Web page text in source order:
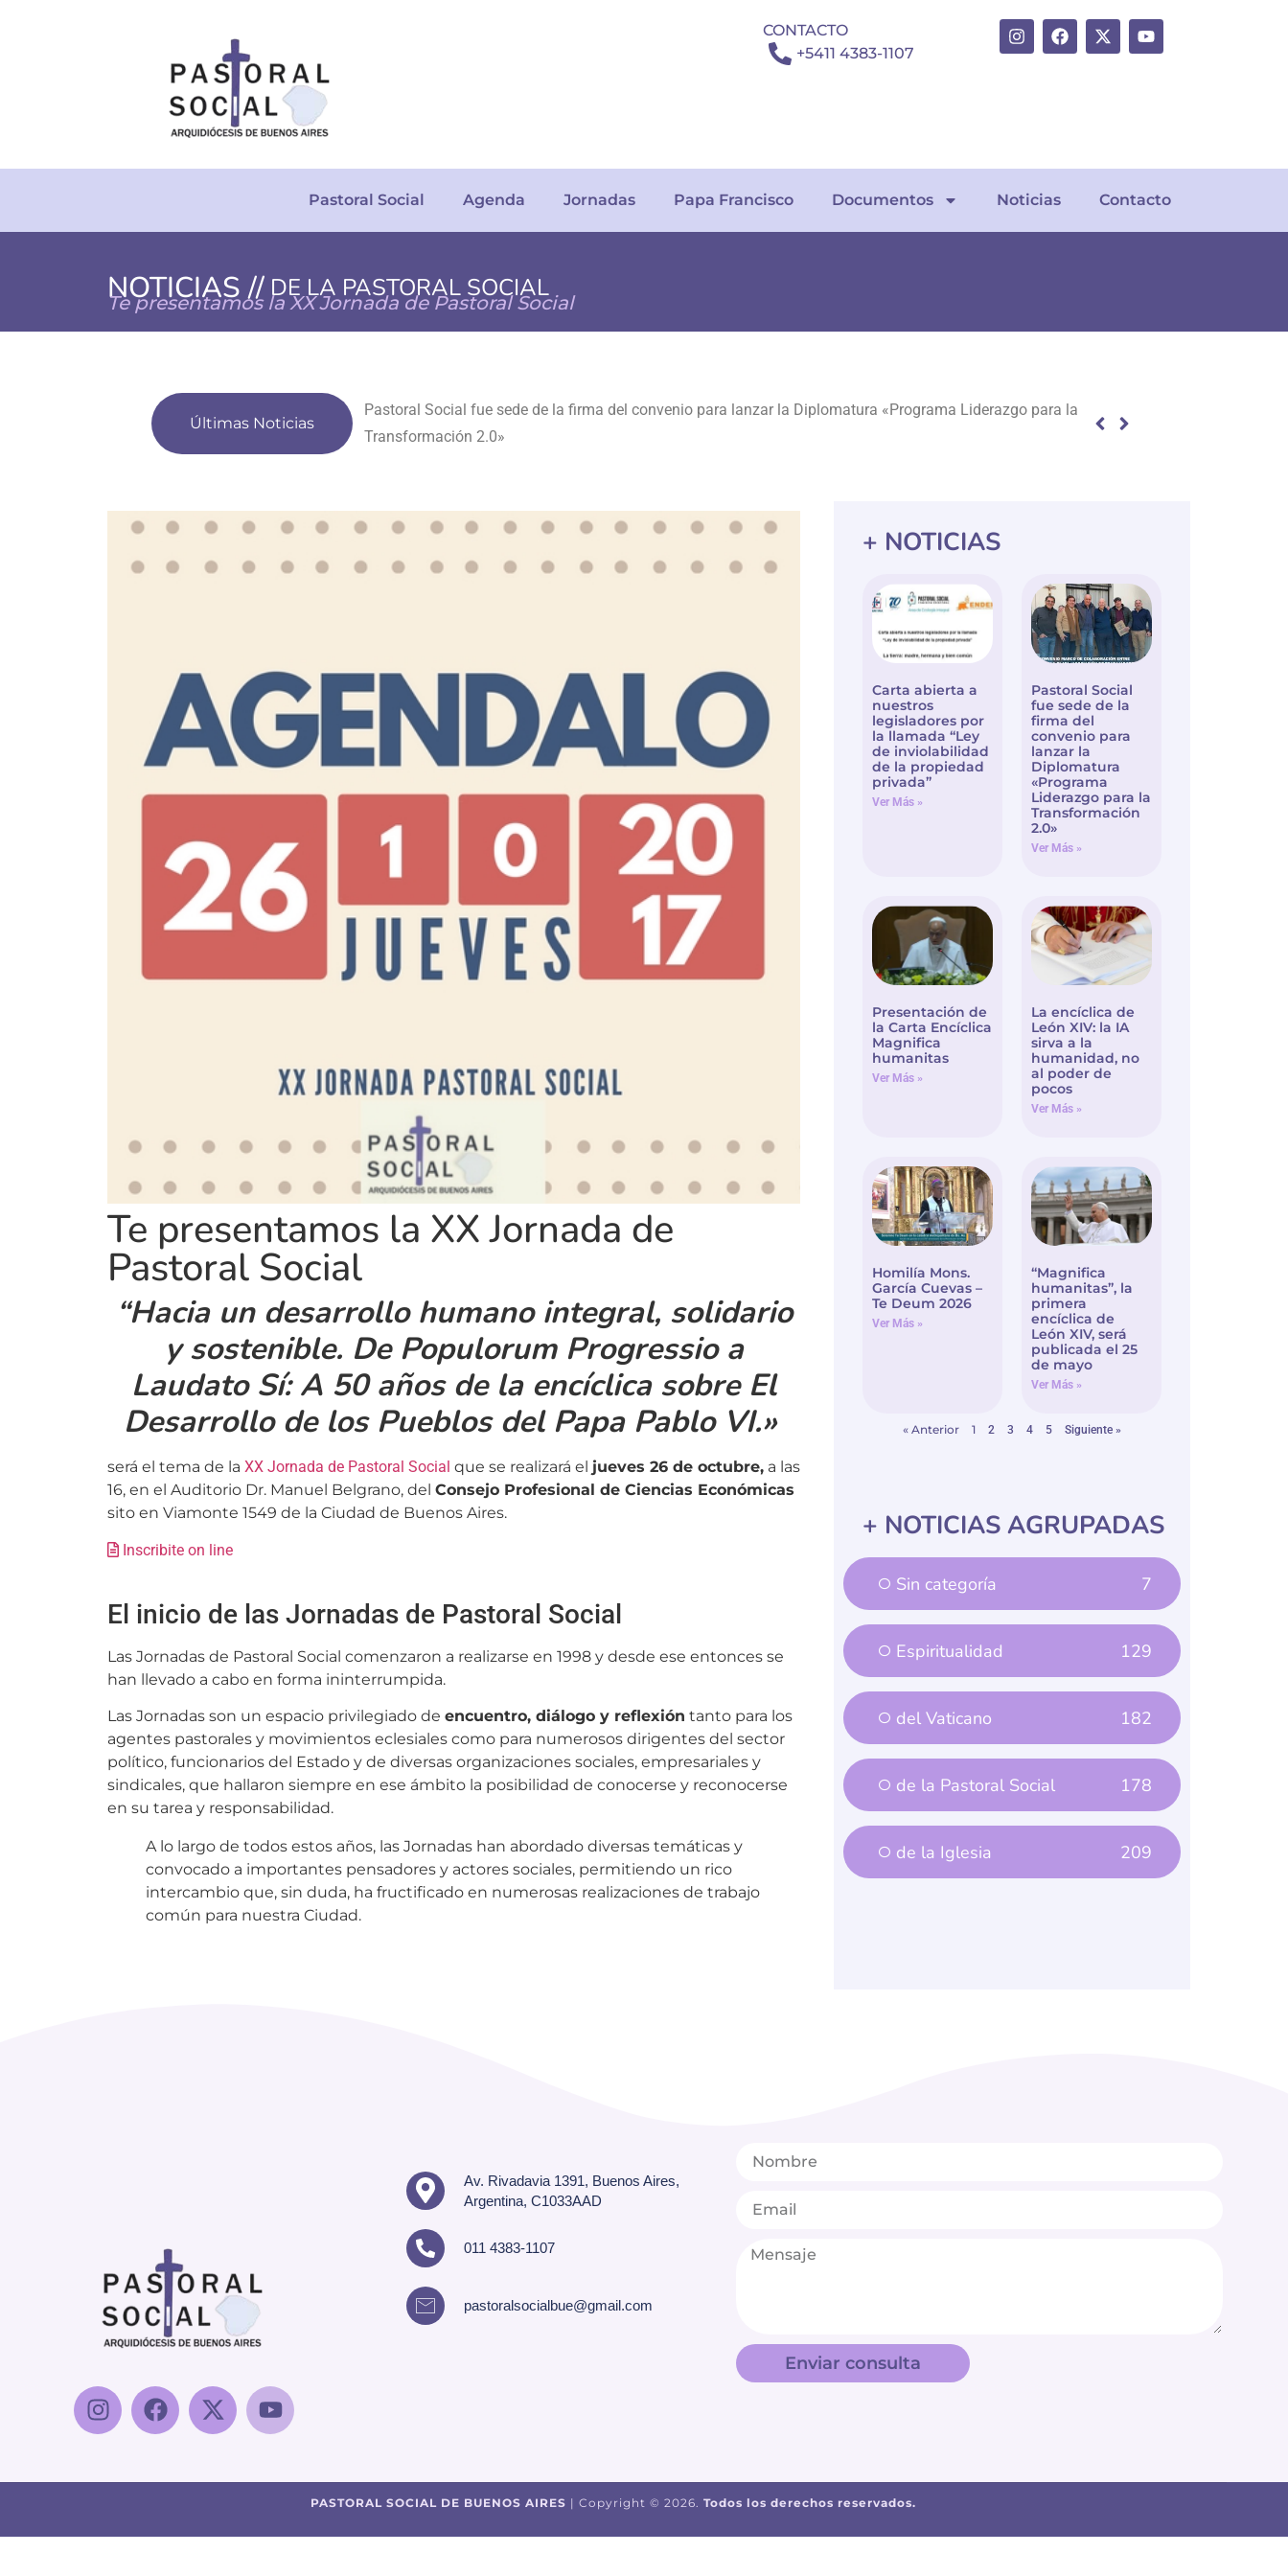
CONTACTO
+5411 4383-1107
Pastoral Social Agenda Jornadas Papa Francisco Documentos Noticias Contacto
NOTICIAS // DE LA PASTORAL SOCIAL
Te presentamos la XX Jornada de Pastoral Social
Últimas Noticias Presentación de la Carta Encíclica Magnifica humanitas
Te presentamos la XX Jornada de
Pastoral Social
“Hacia un desarrollo humano integral, solidario
y sostenible. De Populorum Progressio a
Laudato Sí: A 50 años de la encíclica sobre El
Desarrollo de los Pueblos del Papa Pablo VI.»
será el tema de la XX Jornada de Pastoral Social que se realizará el jueves 26 de octubre,
a las
16, en el Auditorio Dr. Manuel Belgrano, del Consejo Profesional de Ciencias Económicas
sito en Viamonte 1549 de la Ciudad de Buenos Aires.
Inscribite on line
El inicio de las Jornadas de Pastoral Social
Las Jornadas de Pastoral Social comenzaron a realizarse en 1998 y desde ese entonces se
han llevado a cabo en forma ininterrumpida.
Las Jornadas son un espacio privilegiado de encuentro, diálogo y reflexión tanto para los
agentes pastorales y movimientos eclesiales como para numerosos dirigentes del sector
político, funcionarios del Estado y de diversas organizaciones sociales, empresariales y
sindicales, que hallaron siempre en ese ámbito la posibilidad de conocerse y reconocerse
en su tarea y responsabilidad.
A lo largo de todos estos años, las Jornadas han abordado diversas temáticas y
convocado a importantes pensadores y actores sociales, permitiendo un rico
intercambio que, sin duda, ha fructificado en numerosas realizaciones de trabajo
común para nuestra Ciudad.
+ NOTICIAS
Carta abierta a
nuestros
legisladores por
la llamada “Ley
de inviolabilidad
de la propiedad
privada”
Ver Más »
Pastoral Social
fue sede de la
firma del
convenio para
lanzar la
Diplomatura
«Programa
Liderazgo para la
Transformación
2.0»
Ver Más »
Presentación de
la Carta Encíclica
Magnifica
humanitas
Ver Más »
La encíclica de
León XIV: la IA
sirva a la
humanidad, no
al poder de
pocos
Ver Más »
Homilía Mons.
García Cuevas –
Te Deum 2026
Ver Más »
“Magnifica
humanitas”, la
primera
encíclica de
León XIV, será
publicada el 25
de mayo
Ver Más »
« Anterior 1 2 3 4 5 Siguiente »
+ NOTICIAS AGRUPADAS
Sin categoría 7
Espiritualidad 129
del Vaticano 182
de la Pastoral Social 178
de la Iglesia 209
Av. Rivadavia 1391, Buenos Aires,
Argentina, C1033AAD
011 4383-1107
pastoralsocialbue@gmail.com
Enviar consulta